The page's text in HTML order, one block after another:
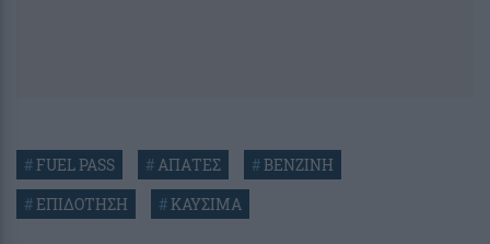
#FUEL PASS # ΑΠΑΤΕΣ #ΒΕΝΖΙΝΗ
#ΕΠΙΔΟΤΗΣΗ #ΚΑΥΣΙΜΑ